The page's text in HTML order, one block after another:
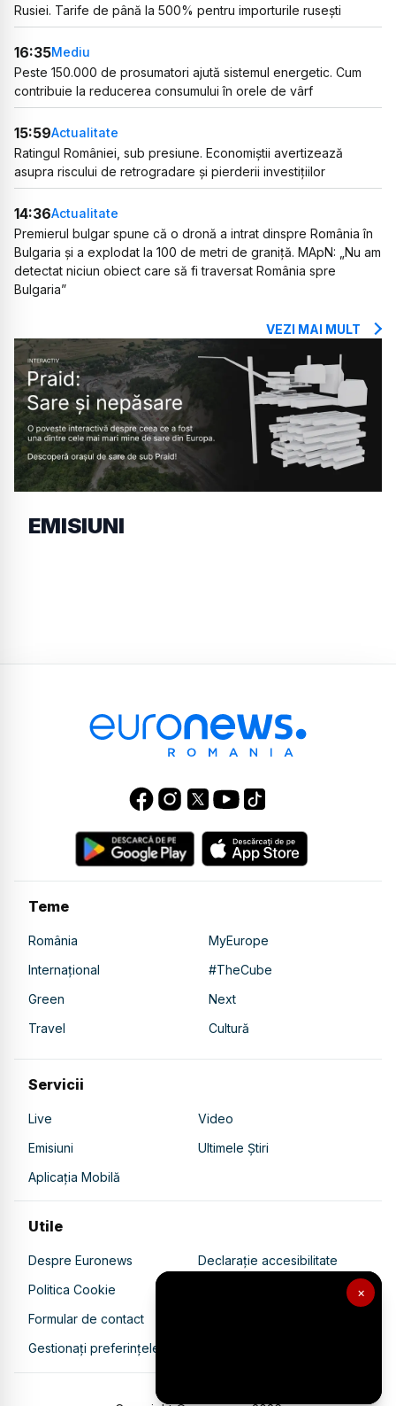
×
Rusiei. Tarife de până la 500% pentru importurile rusești
16:35Mediu
Peste 150.000 de prosumatori ajută sistemul energetic. Cum
contribuie la reducerea consumului în orele de vârf
15:59Actualitate
Ratingul României, sub presiune. Economiștii avertizează
asupra riscului de retrogradare și pierderii investițiilor
14:36Actualitate
Premierul bulgar spune că o dronă a intrat dinspre România în
Bulgaria și a explodat la 100 de metri de graniță. MApN: „Nu am
detectat niciun obiect care să fi traversat România spre
Bulgaria”
VEZI MAI MULT
EMISIUNI
Teme
România
MyEurope
Internațional
#TheCube
Green
Next
Travel
Cultură
Servicii
Live
Video
Emisiuni
Ultimele Știri
Aplicația Mobilă
Utile
Despre Euronews
Declarație accesibilitate
Politica Cookie
Politica de confidențialitate
Formular de contact
Gestionați preferințele